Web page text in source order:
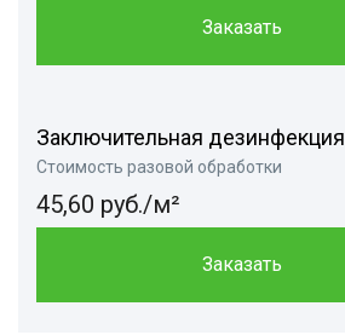
Заказать
Заключительная дезинфекция
Стоимость разовой обработки
45,60 руб./м²
Заказать